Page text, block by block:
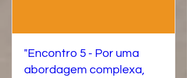
"Encontro 5 - Por uma
abordagem complexa,